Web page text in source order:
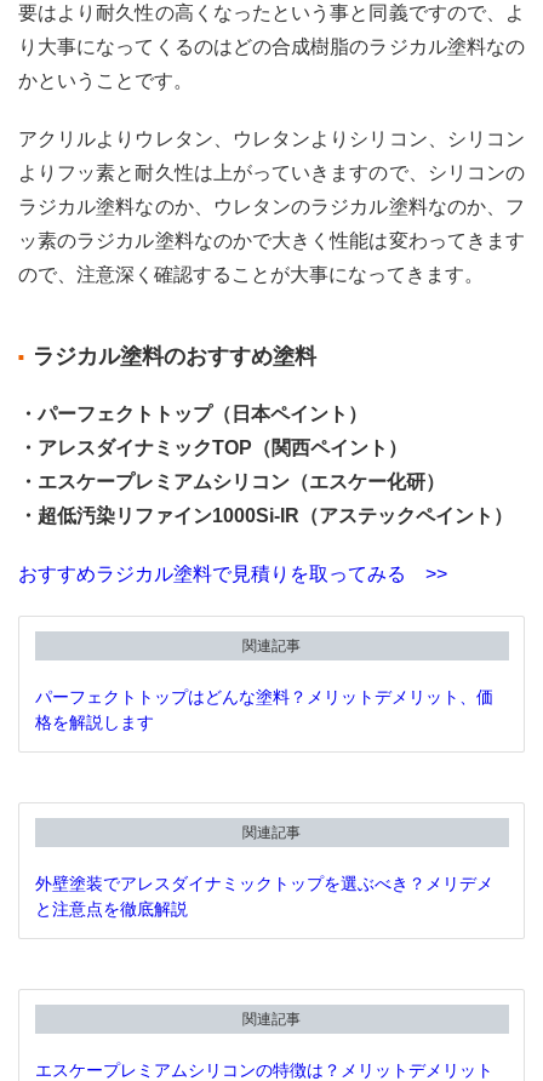
要はより耐久性の高くなったという事と同義ですので、よ
り大事になってくるのはどの合成樹脂のラジカル塗料なの
かということです。
アクリルよりウレタン、ウレタンよりシリコン、シリコン
よりフッ素と耐久性は上がっていきますので、シリコンの
ラジカル塗料なのか、ウレタンのラジカル塗料なのか、フ
ッ素のラジカル塗料なのかで大きく性能は変わってきます
ので、注意深く確認することが大事になってきます。
ラジカル塗料のおすすめ塗料
・パーフェクトトップ（日本ペイント）
・アレスダイナミックTOP（関西ペイント）
・エスケープレミアムシリコン（エスケー化研）
・超低汚染リファイン1000Si-IR（アステックペイント）
おすすめラジカル塗料で見積りを取ってみる >>
関連記事
パーフェクトトップはどんな塗料？メリットデメリット、価
格を解説します
関連記事
外壁塗装でアレスダイナミックトップを選ぶべき？メリデメ
と注意点を徹底解説
関連記事
エスケープレミアムシリコンの特徴は？メリットデメリット